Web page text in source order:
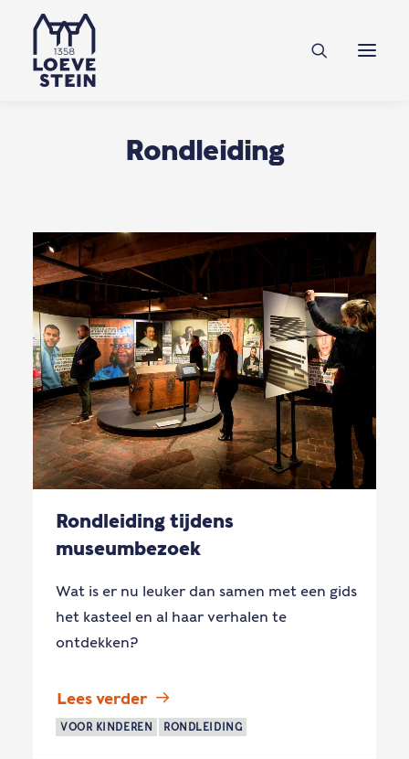
Ontdek Loevestein
Plan je bezoek
NL EN DE
Steun ons
Tickets
Rondleiding
Rondleiding tijdens
museumbezoek
Wat is er nu leuker dan samen met een gids
het kasteel en al haar verhalen te
ontdekken?
Lees verder
VOOR KINDEREN RONDLEIDING